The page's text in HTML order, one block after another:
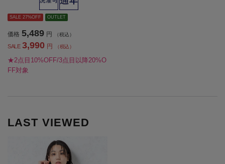
SALE 27%OFF OUTLET
価格 5,489 円 （税込）
SALE 3,990 円 （税込）
★2点目10%OFF/3点目以降20%O
FF対象
LAST VIEWED